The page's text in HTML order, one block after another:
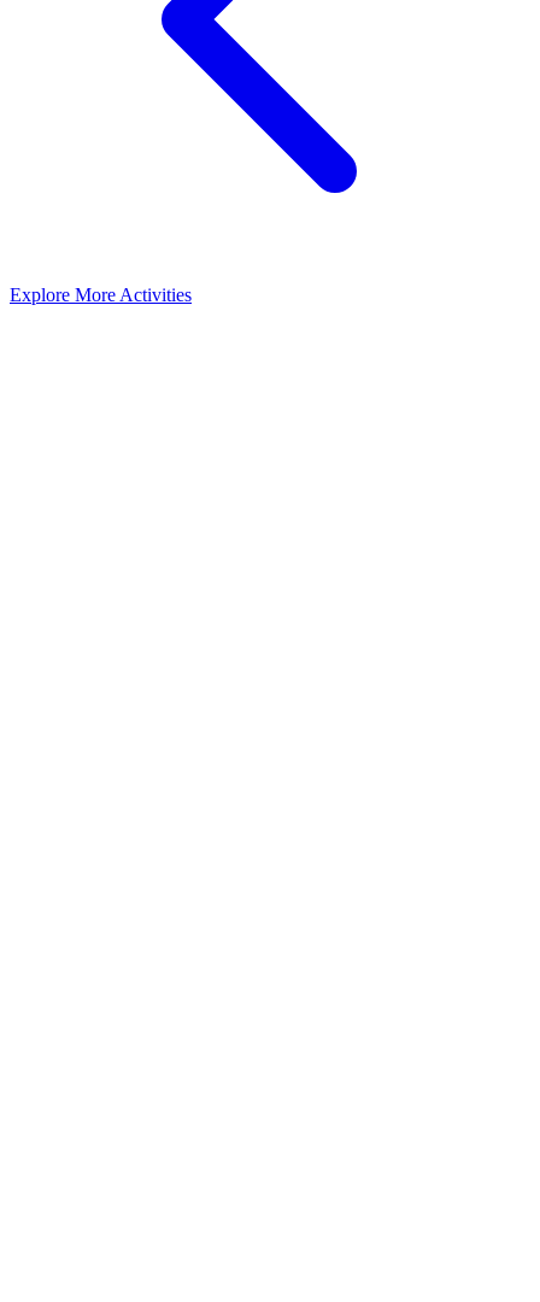
Explore More Activities